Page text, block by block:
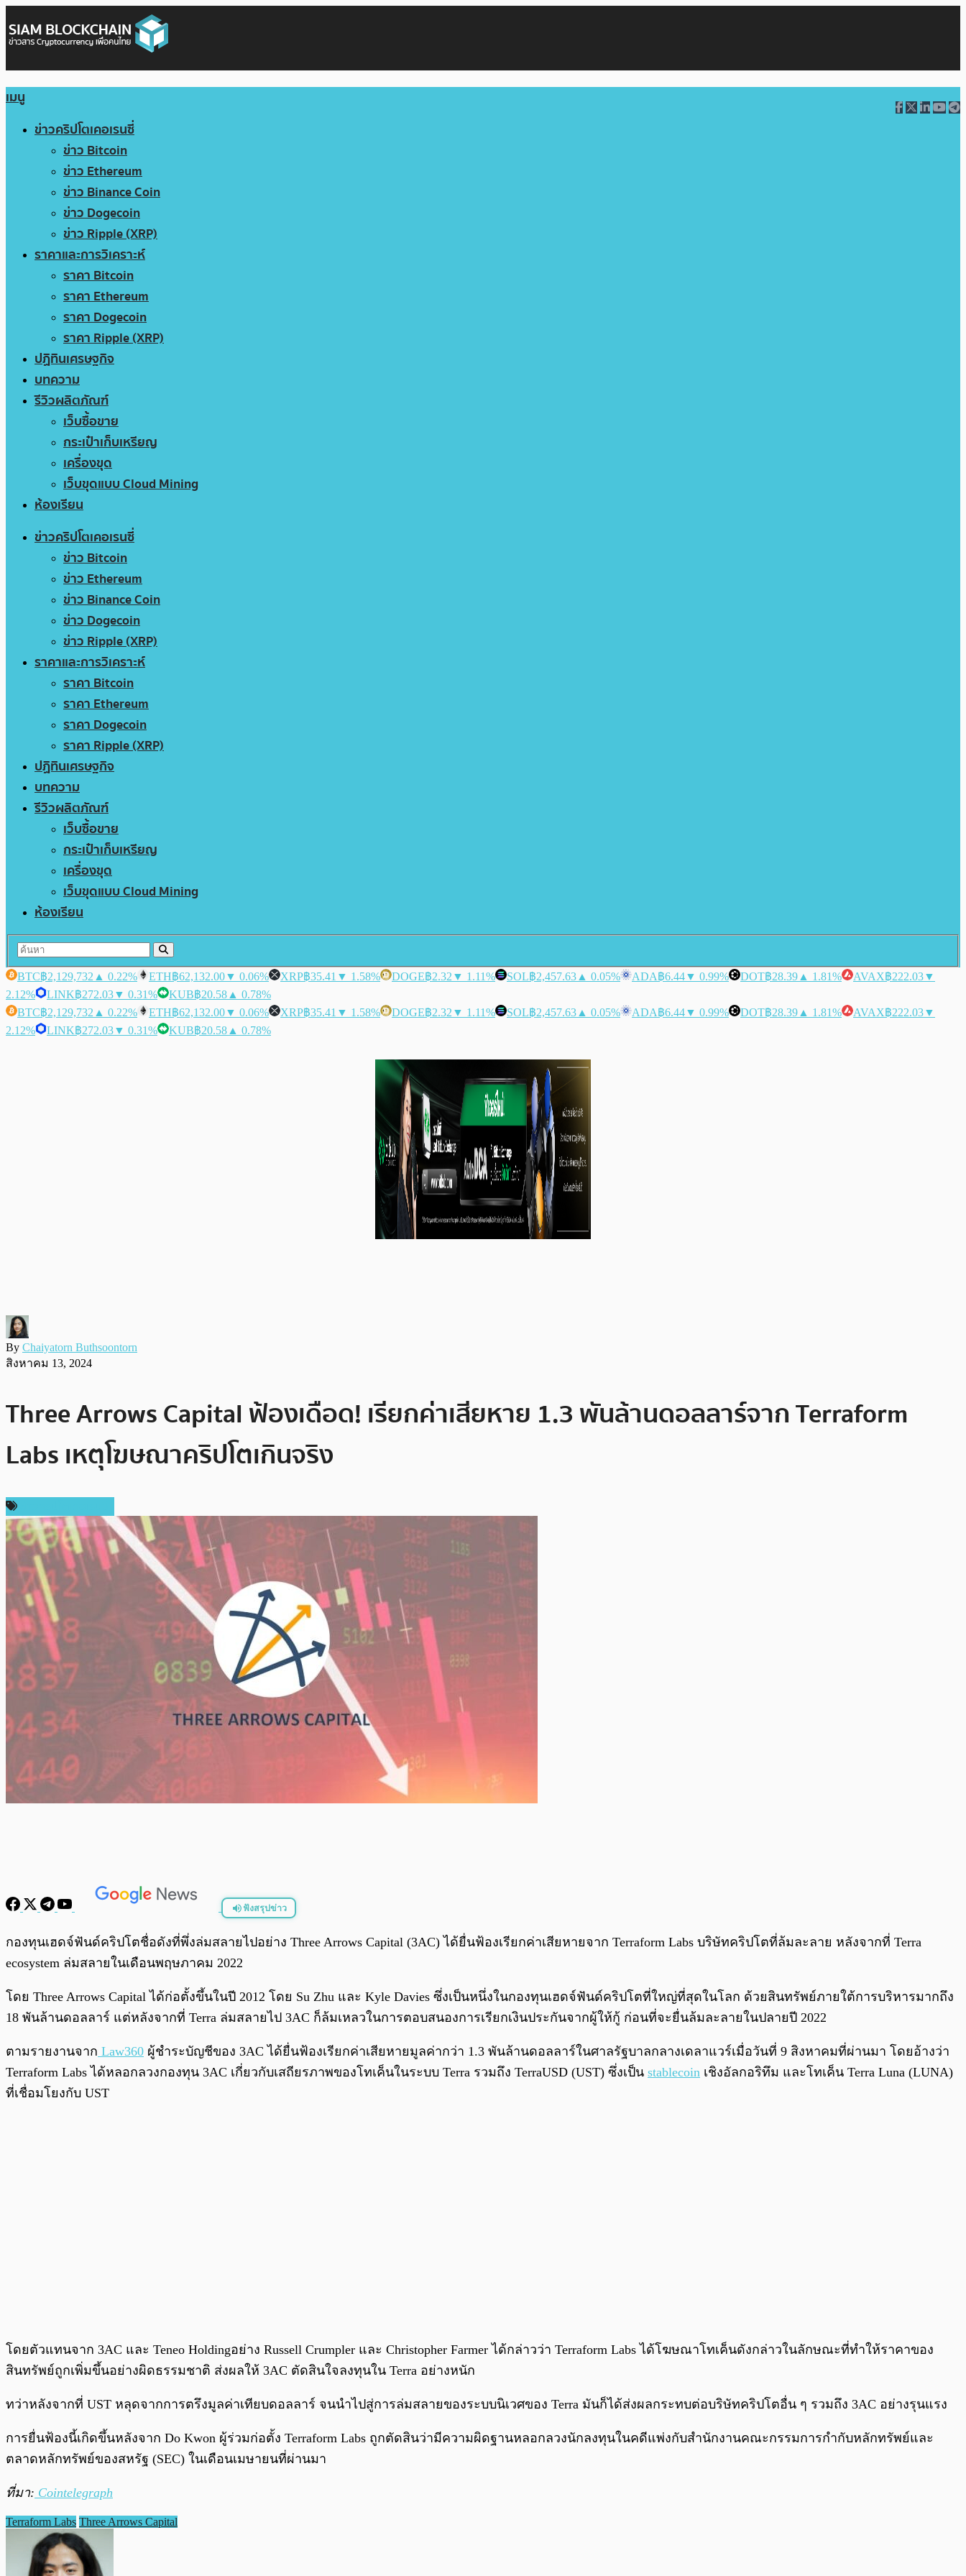
เมนู
ข่าวคริปโตเคอเรนซี่
ข่าว Bitcoin
ข่าว Ethereum
ข่าว Binance Coin
ข่าว Dogecoin
ข่าว Ripple (XRP)
ราคาและการวิเคราะห์
ราคา Bitcoin
ราคา Ethereum
ราคา Dogecoin
ราคา Ripple (XRP)
ปฏิทินเศรษฐกิจ
บทความ
รีวิวผลิตภัณฑ์
เว็บซื้อขาย
กระเป๋าเก็บเหรียญ
เครื่องขุด
เว็บขุดแบบ Cloud Mining
ห้องเรียน
ข่าวคริปโตเคอเรนซี่
ข่าว Bitcoin
ข่าว Ethereum
ข่าว Binance Coin
ข่าว Dogecoin
ข่าว Ripple (XRP)
ราคาและการวิเคราะห์
ราคา Bitcoin
ราคา Ethereum
ราคา Dogecoin
ราคา Ripple (XRP)
ปฏิทินเศรษฐกิจ
บทความ
รีวิวผลิตภัณฑ์
เว็บซื้อขาย
กระเป๋าเก็บเหรียญ
เครื่องขุด
เว็บขุดแบบ Cloud Mining
ห้องเรียน
BTC฿2,129,732 ▲ 0.22% ETH฿62,132.00▼ 0.06% XRP฿35.41 ▼ 1.58% DOGE฿2.32 ▼ 1.11% SOL฿2,457.63 ▲ 0.05% ADA฿6.44▼ 0.99% DOT฿28.39 ▲ 1.81% AVAX฿222.03▼
2.12%
LINK฿272.03▼ 0.31% KUB฿20.58 ▲ 0.78%
BTC฿2,129,732 ▲ 0.22% ETH฿62,132.00▼ 0.06% XRP฿35.41 ▼ 1.58% DOGE฿2.32 ▼ 1.11% SOL฿2,457.63 ▲ 0.05% ADA฿6.44▼ 0.99% DOT฿28.39 ▲ 1.81% AVAX฿222.03▼
2.12%
LINK฿272.03▼ 0.31% KUB฿20.58 ▲ 0.78%
By Chaiyatorn Buthsoontorn
สิงหาคม 13, 2024
Three Arrows Capital ฟ้องเดือด! เรียกค่าเสียหาย 1.3 พันล้านดอลลาร์จาก Terraform
Labs เหตุโฆษณาคริปโตเกินจริง
ฟังสรุปข่าว
พร้อมเล่น / 0:00
กองทุนเฮดจ์ฟันด์คริปโตชื่อดังที่พึ่งล่มสลายไปอย่าง Three Arrows Capital (3AC) ได้ยื่นฟ้องเรียกค่าเสียหายจาก Terraform Labs บริษัทคริปโตที่ล้มละลาย หลังจากที่ Terra
ecosystem ล่มสลายในเดือนพฤษภาคม 2022
โดย Three Arrows Capital ได้ก่อตั้งขึ้นในปี 2012 โดย Su Zhu และ Kyle Davies ซึ่งเป็นหนึ่งในกองทุนเฮดจ์ฟันด์คริปโตที่ใหญ่ที่สุดในโลก ด้วยสินทรัพย์ภายใต้การบริหารมากถึง
18 พันล้านดอลลาร์ แต่หลังจากที่ Terra ล่มสลายไป 3AC ก็ล้มเหลวในการตอบสนองการเรียกเงินประกันจากผู้ให้กู้ ก่อนที่จะยื่นล้มละลายในปลายปี 2022
ตามรายงานจาก Law360 ผู้ชำระบัญชีของ 3AC ได้ยื่นฟ้องเรียกค่าเสียหายมูลค่ากว่า 1.3 พันล้านดอลลาร์ในศาลรัฐบาลกลางเดลาแวร์เมื่อวันที่ 9 สิงหาคมที่ผ่านมา โดยอ้างว่า
Terraform Labs ได้หลอกลวงกองทุน 3AC เกี่ยวกับเสถียรภาพของโทเค็นในระบบ Terra รวมถึง TerraUSD (UST) ซึ่งเป็น stablecoin เชิงอัลกอริทึม และโทเค็น Terra Luna (LUNA)
ที่เชื่อมโยงกับ UST
โดยตัวแทนจาก 3AC และ Teneo Holdingอย่าง Russell Crumpler และ Christopher Farmer ได้กล่าวว่า Terraform Labs ได้โฆษณาโทเค็นดังกล่าวในลักษณะที่ทำให้ราคาของ
สินทรัพย์ถูกเพิ่มขึ้นอย่างผิดธรรมชาติ ส่งผลให้ 3AC ตัดสินใจลงทุนใน Terra อย่างหนัก
ทว่าหลังจากที่ UST หลุดจากการตรึงมูลค่าเทียบดอลลาร์ จนนำไปสู่การล่มสลายของระบบนิเวศของ Terra มันก็ได้ส่งผลกระทบต่อบริษัทคริปโตอื่น ๆ รวมถึง 3AC อย่างรุนแรง
การยื่นฟ้องนี้เกิดขึ้นหลังจาก Do Kwon ผู้ร่วมก่อตั้ง Terraform Labs ถูกตัดสินว่ามีความผิดฐานหลอกลวงนักลงทุนในคดีแพ่งกับสำนักงานคณะกรรมการกำกับหลักทรัพย์และ
ตลาดหลักทรัพย์ของสหรัฐ (SEC) ในเดือนเมษายนที่ผ่านมา
ที่มา: Cointelegraph
Terraform Labs Three Arrows Capital